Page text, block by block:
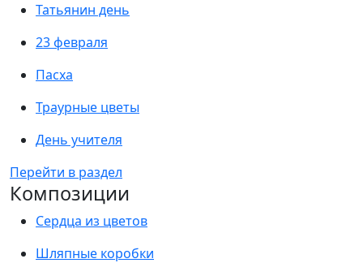
Татьянин день
23 февраля
Пасха
Траурные цветы
День учителя
Перейти в раздел
Композиции
Сердца из цветов
Шляпные коробки